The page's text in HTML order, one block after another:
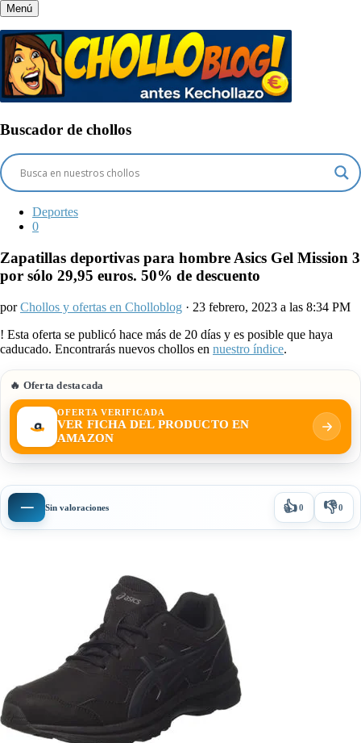
Menú
Buscador de chollos
Deportes
0
Zapatillas deportivas para hombre Asics Gel Mission 3
por sólo 29,95 euros. 50% de descuento
porChollos y ofertas en Cholloblog · 23 febrero, 2023 a las 8:34 PM
! Esta oferta se publicó hace más de 20 días y es posible que haya
caducado. Encontrarás nuevos chollos en nuestro índice.
🔥 Oferta destacada
OFERTA VERIFICADA
VER FICHA DEL PRODUCTO EN
AMAZON
— Sin valoraciones 👍0 👎0